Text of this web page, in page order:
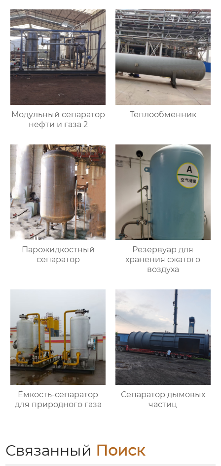
Модульный сепаратор
нефти и газа 2
Теплообменник
Парожидкостный
сепаратор
Резервуар для
хранения сжатого
воздуха
Ёмкость-сепаратор
для природного газа
Сепаратор дымовых
частиц
Связанный Поиск